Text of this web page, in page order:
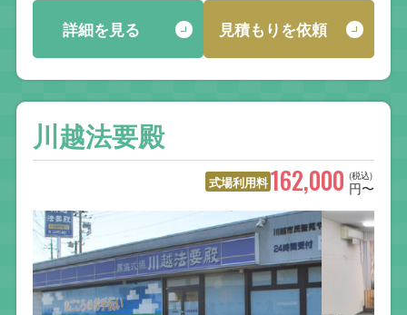
詳細を見る 見積もりを依頼
川越法要殿
式場利用料 (税込)
162,000 円〜